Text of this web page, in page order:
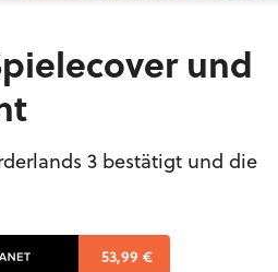
und
3 bestätigt und die
53,99 €